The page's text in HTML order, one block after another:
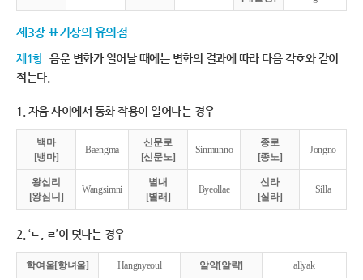
제3장 표기상의 유의점
제1항 음운 변화가 일어날 때에는 변화의 결과에 따라 다음 각호와 같이
적는다.
1. 자음 사이에서 동화 작용이 일어나는 경우
백마
[뱅마]
Baengma
신문로
[신문노]
Sinmunno
종로
[종노]
Jongno
왕십리
[왕심니]
Wangsimni
별내
[별래]
Byeollae
신라
[실라]
Silla
2. ‘ㄴ, ㄹ’이 덧나는 경우
학여울[항녀울] Hangnyeoul 알약[알략] allyak